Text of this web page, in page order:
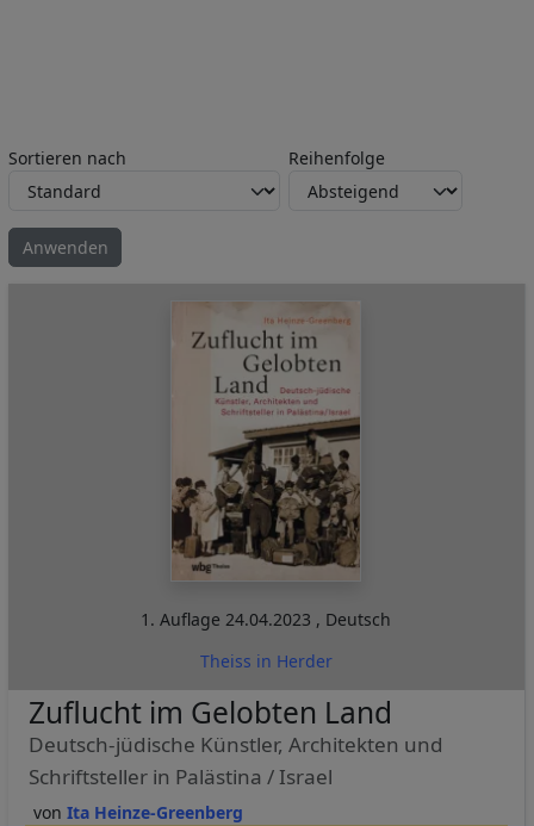
Sortieren nach Reihenfolge
1. Auflage24.04.2023 , Deutsch
Theiss in Herder
Ita Heinze-Greenberg
Zuflucht im Gelobten Land
Deutsch-jüdische Künstler, Architekten und
Schriftsteller in Palästina / Israel